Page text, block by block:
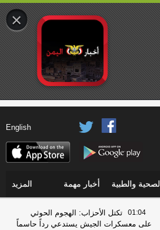
English
الصحية والطبية أخبار مهمة المزيد
01:04
تكتل الأحزاب: الهجوم الحوثي
على معسكرات الجيش يستدعي رداً حاسماً
×